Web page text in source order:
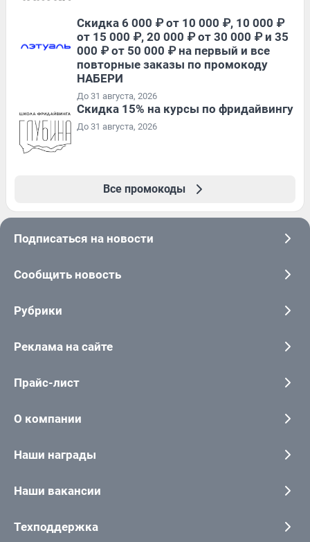
Скидка 6 000 ₽ от 10 000 ₽, 10 000 ₽
от 15 000 ₽, 20 000 ₽ от 30 000 ₽ и 35
000 ₽ от 50 000 ₽ на первый и все
повторные заказы по промокоду
НАБЕРИ
До 31 августа, 2026
Скидка 15% на курсы по фридайвингу
До 31 августа, 2026
Все промокоды
Подписаться на новости
Сообщить новость
Рубрики
Реклама на сайте
Прайс-лист
О компании
Наши награды
Наши вакансии
Техподдержка